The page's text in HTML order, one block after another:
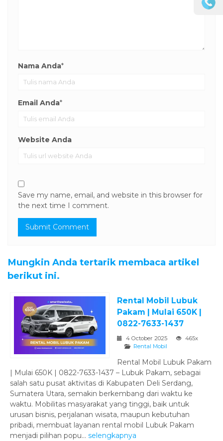
Nama Anda*
Email Anda*
Website Anda
Save my name, email, and website in this browser for
the next time I comment.
Mungkin Anda tertarik membaca artikel
berikut ini.
Rental Mobil Lubuk
Pakam | Mulai 650K |
0822-7633-1437
4 October 2025
465x
Rental Mobil
Rental Mobil Lubuk Pakam
| Mulai 650K | 0822-7633-1437 – Lubuk Pakam, sebagai
salah satu pusat aktivitas di Kabupaten Deli Serdang,
Sumatera Utara, semakin berkembang dari waktu ke
waktu. Mobilitas masyarakat yang tinggi, baik untuk
urusan bisnis, perjalanan wisata, maupun kebutuhan
pribadi, membuat layanan rental mobil Lubuk Pakam
menjadi pilihan popu... selengkapnya